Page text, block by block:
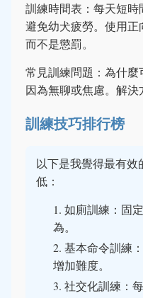
訓練時間表：每天短時
避免幼犬疲勞。使用正
而不是懲罰。
常見訓練問題：為什
因為無聊或焦慮。解決
訓練技巧排行榜
以下是我覺得最有效
低：
如廁訓練：固
為。
基本命令訓練
增加難度。
社交化訓練：